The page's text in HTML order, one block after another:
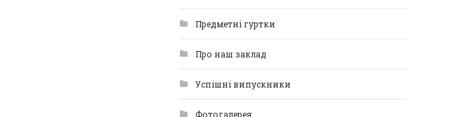
Предметні гуртки
Про наш заклад
Успішні випускники
Фотогалерея